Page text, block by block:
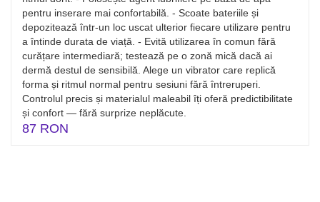
pentru inserare mai confortabilă. - Scoate bateriile și
depozitează într-un loc uscat ulterior fiecare utilizare pentru
a întinde durata de viață. - Evită utilizarea în comun fără
curățare intermediară; testează pe o zonă mică dacă ai
dermă destul de sensibilă. Alege un vibrator care replică
forma și ritmul normal pentru sesiuni fără întreruperi.
Controlul precis și materialul maleabil îți oferă predictibilitate
și confort — fără surprize neplăcute.
87 RON